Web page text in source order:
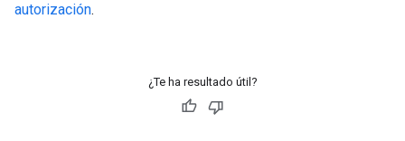
autorización.
¿Te ha resultado útil?